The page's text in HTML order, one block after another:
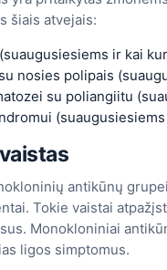
šiais atvejais:
ir kai
nosies polipais
su poliangiitu
antikūnų
Tokie vaistai
Monokloniniai
ligos simptomus.